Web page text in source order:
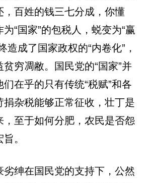
，百姓的钱三七分成，你懂
“国家”的包税人，蜕变为“赢
造成了国家政权的“内卷化”，
贫穷凋敝。国民党的“国家”并
在乎的只有传统“税赋”和各
捐杂税能够正常征收，壮丁是
，至于如何分肥，农民是否怨
。
劣绅在国民党的支持下，公然